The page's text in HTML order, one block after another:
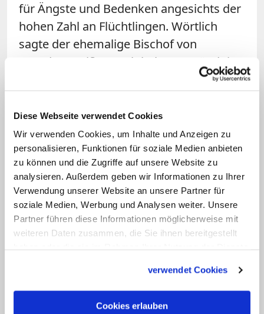
Diese Webseite verwendet Cookies
Wir verwenden Cookies, um Inhalte und Anzeigen zu
personalisieren, Funktionen für soziale Medien anbieten
zu können und die Zugriffe auf unsere Website zu
analysieren. Außerdem geben wir Informationen zu Ihrer
Verwendung unserer Website an unsere Partner für
soziale Medien, Werbung und Analysen weiter. Unsere
Partner führen diese Informationen möglicherweise mit
weiteren Daten zusammen, die Sie ihnen bereitgestellt
verwendet Cookies
Cookies erlauben
für Ängste und Bedenken angesichts der
hohen Zahl an Flüchtlingen. Wörtlich
sagte der ehemalige Bischof von
Dresden-Meißen: "Ich habe Verständnis
wir mit der großen Zahl von Flüchtlingen
umgehen sollen. Niemand hat gesagt,
dass uns die Integration leicht fallen
wird, wir müssen die Ängste und
Bedenken, die Schwierigkeiten sehr ernst
nehmen."
Es gebe aber keine Alternative zur
Erzbischof betonte: "In den aus tiefer Not
Fliehenden kommt Christus, der selbst
Flüchtling war, auf uns zu. Auch deshalb